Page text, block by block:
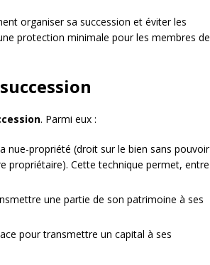
organiser sa succession et éviter les
protection minimale pour les membres de
. Parmi eux :
nue-propriété (droit sur le bien sans pouvoir
propriétaire). Cette technique permet, entre
une partie de son patrimoine à ses
pour transmettre un capital à ses